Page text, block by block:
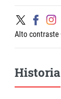
Alto contraste
Historia